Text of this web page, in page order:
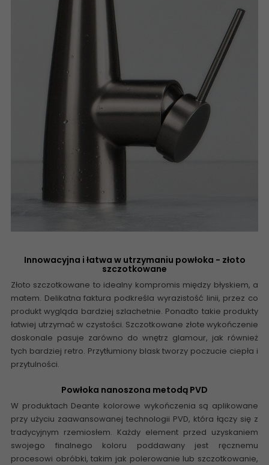
Innowacyjna i łatwa w utrzymaniu powłoka - złoto
szczotkowane
Złoto szczotkowane to idealny kompromis między błyskiem, a
matem. Delikatna faktura podkreśla wyrazistość linii, przez co
produkt wygląda bardziej szlachetnie. Ponadto takie produkty
łatwiej utrzymać w czystości. Szczotkowane złote wykończenie
doskonale pasuje zarówno do wnętrz glamour, jak również
tych bardziej retro. Przytłumiony blask tworzy poczucie ciepła i
przytulności.
Powłoka nanoszona metodą PVD
W produktach Deante kolorowe wykończenia są aplikowane
przy użyciu zaawansowanej technologii PVD, która łączy się z
tradycyjnym rzemiosłem. Każdy element przed uzyskaniem
swojego finalnego koloru poddawany jest ręcznemu
procesowi obróbki, takim jak polerowanie lub szczotkowanie,